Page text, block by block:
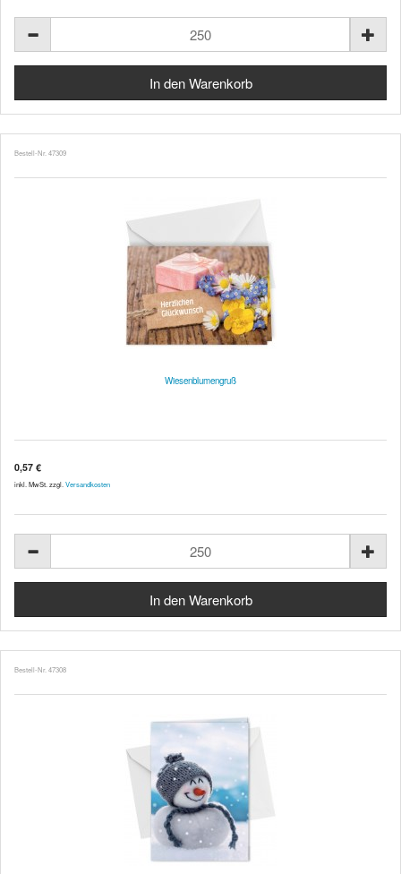
Bestell-Nr. 47309
Wiesenblumengruß
0,57 €
inkl. MwSt. zzgl. Versandkosten
Bestell-Nr. 47308